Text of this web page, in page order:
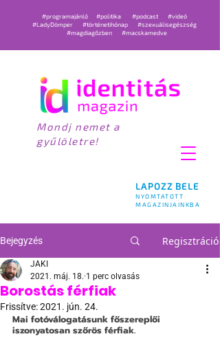
LAPOZZ BELE
NYOMTATOTT
MAGAZINJAINKBA
#programajánló #politika #podcast
#videó
#LadyDömper
#történetihónap
#szexuálisegészség
#magdiagőzben
#macskamedve
Mondj nemet a
gyűlöletre!
Bejegyzés Regisztráció
Borostás férfiak
JAKI
2021. máj. 18. 1 perc olvasás
Frissítve:2021. jún. 24.
Mai fotóválogatásunk főszereplői
iszonyatosan szőrös férfiak.